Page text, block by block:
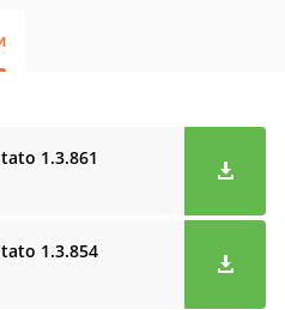
1.3.861
1.3.854